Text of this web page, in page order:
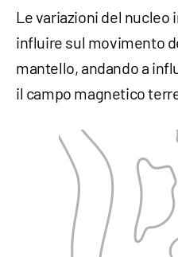
Le variazioni del nucleo
influire sul movimento
mantello, andando a
il campo magnetico